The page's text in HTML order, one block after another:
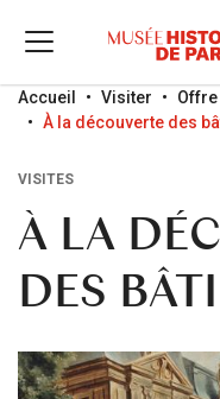
Go to menu
Go to content
Go to search
Accueil Visiter
À la découverte des
VISITES
À LA
DES